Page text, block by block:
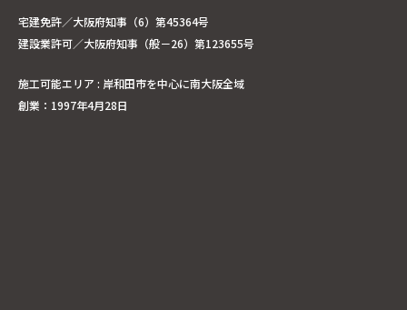
宅建免許／大阪府知事（6）第45364号
建設業許可／大阪府知事（般－26）第123655号
施工可能エリア : 岸和田市を中心に南大阪全域
創業：1997年4月28日